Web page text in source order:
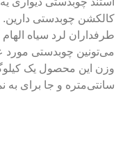
سانتی‌متره و جا برای به نمایش گذاشتن یه چوبدستی داره.